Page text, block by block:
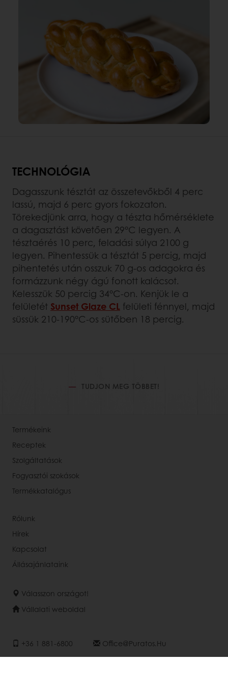
TECHNOLÓGIA
Dagasszunk tésztát az összetevőkből 4 perc
lassú, majd 6 perc gyors fokozaton.
Törekedjünk arra, hogy a tészta hőmérséklete
a dagasztást követően 29°C legyen. A
tésztaérés 10 perc, feladási súlya 2100 g
legyen. Pihentessük a tésztát 5 percig, majd
pihentetés után osszuk 70 g-os adagokra és
formázzunk négy ágú fonott kalácsot.
Kelesszük 50 percig 34°C-on. Kenjük le a
felületét Sunset Glaze CL felületi fénnyel, majd
süssük 210-190°C-os sütőben 18 percig.
TUDJON MEG TÖBBET!
Termékeink
Receptek
Szolgáltatások
Fogyasztói szokások
Termékkatalógus
Rólunk
Hírek
Kapcsolat
Állásajánlataink
Válasszon országot!
Vállalati weboldal
+36 1 881-6800 Office@puratos.hu